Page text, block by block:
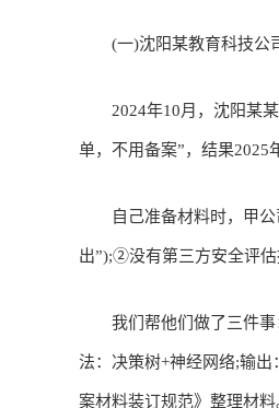
(一)沈阳某教育科技公
2024年10月，沈阳某某
单，不用备案”，结果2025
自己准备材料时，甲公
出”);②没有第三方安全评估
我们帮他们做了三件事
法：决策树+神经网络;输
案材料装订规范》整理材